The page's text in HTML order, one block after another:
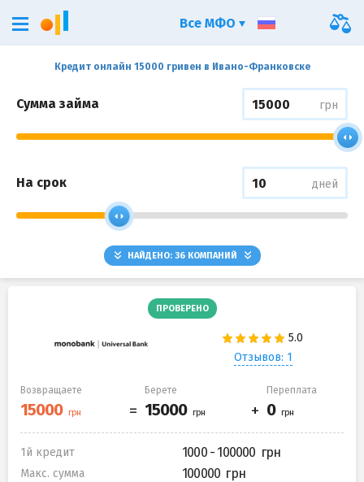
Кредит онлайн 15000 гривен в Ивано-Франковске
Сумма займа грн
На срок дней
НАЙДЕНО: 36КОМПАНИЙ
ПРОВЕРЕНО
Отзывов: 1
Возвращаете Берете Переплата
1й кредит 1000 - 100000
Макс. сумма 100000
Все МФО